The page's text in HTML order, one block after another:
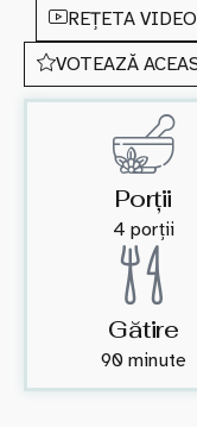
REȚETA VIDEO
VOTEAZĂ
Porții
4 porții
Gătire
90 minute